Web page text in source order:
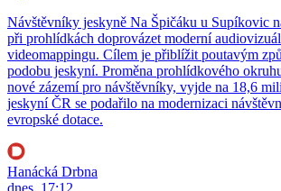
Návštěvníky jeskyně Na Špičáku u Supíkovic
při prohlídkách doprovázet moderní
videomappingu. Cílem je přiblížit poutavým
podobu jeskyní. Proměna prohlídkového
nové zázemí pro návštěvníky, vyjde na 18,6
jeskyní ČR se podařilo na modernizaci
evropské dotace.
Hanácká Drbna
dnes, 17:12